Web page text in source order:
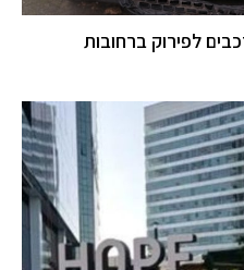
לפירוק ברחובות